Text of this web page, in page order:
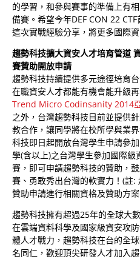
的學習，和參與賽事的準備上有
備賽。希望今年DEF CON 22
這次實戰經驗分享，將更多國際資
趨勢科技擴大資安人才培育管道
賽贊助開放申請
趨勢科技持續提供多元途徑培育
在職資安人才都能有機會能升級
Trend Micro Codinsanity 2014
之外，台灣趨勢科技目前並提供
教合作，讓同學將在校所學與業
科技即日起開放台灣學生申請參
學(含以上)之台灣學生參加國際級
賽，即可申請趨勢科技的贊助，
賽、勇敢秀出台灣的軟實力！(註
贊助申請進行相關資格及贊助方
趨勢科技擁有超過25年的全球大
在雲端資料科學及國家級資安攻
體人才戰力，趨勢科技在台的全
名同仁，歡迎頂尖研發人才加入